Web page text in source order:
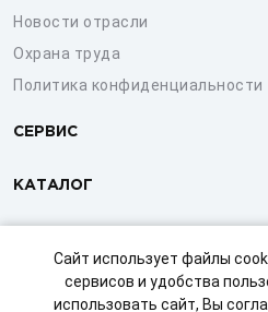
Сайт использует файлы
сервисов и удобства
использовать сайт, Вы
Новости отрасли
Охрана труда
Политика конфиденциальности
СЕРВИС
КАТАЛОГ